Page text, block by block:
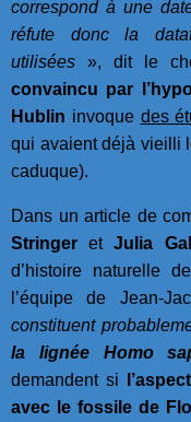
correspond à une
réfute donc la
utilisées », dit le
convaincu par
Hublin invoque des
qui avaient déjà vieilli
caduque).
Dans un article de
Stringer etJulia
d’histoire naturelle
l’équipe de Jean-
constituent
la lignée Homo
demandent si
avec le fossile de